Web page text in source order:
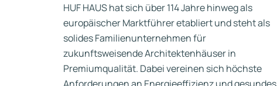
HUF HAUS hat sich über 114 Jahre hinweg als
europäischer Marktführer etabliert und steht als
solides Familienunternehmen für
zukunftsweisende Architektenhäuser in
Premiumqualität. Dabei vereinen sich höchste